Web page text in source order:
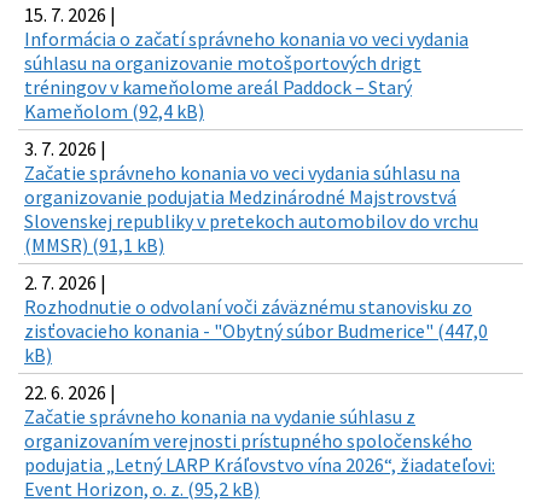
15. 7. 2026 |
Informácia o začatí správneho konania vo veci vydania
súhlasu na organizovanie motošportových drigt
tréningov v kameňolome areál Paddock – Starý
Kameňolom (92,4 kB)
3. 7. 2026 |
Začatie správneho konania vo veci vydania súhlasu na
organizovanie podujatia Medzinárodné Majstrovstvá
Slovenskej republiky v pretekoch automobilov do vrchu
(MMSR) (91,1 kB)
2. 7. 2026 |
Rozhodnutie o odvolaní voči záväznému stanovisku zo
zisťovacieho konania - "Obytný súbor Budmerice" (447,0
kB)
22. 6. 2026 |
Začatie správneho konania na vydanie súhlasu z
organizovaním verejnosti prístupného spoločenského
podujatia „Letný LARP Kráľovstvo vína 2026“, žiadateľovi:
Event Horizon, o. z. (95,2 kB)